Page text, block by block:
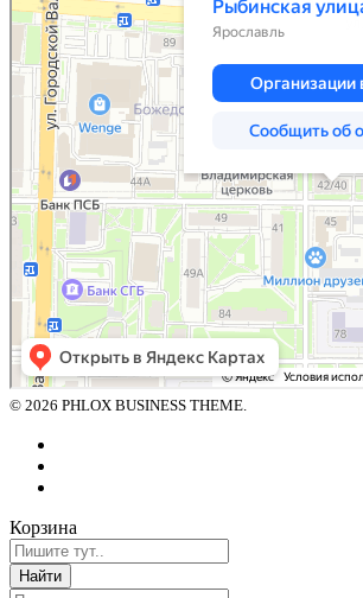
© 2026 PHLOX BUSINESS THEME.
Корзина